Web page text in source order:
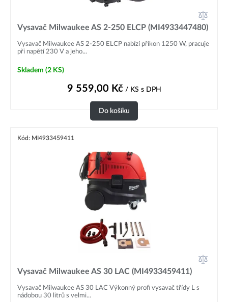
Vysavač Milwaukee AS 2-250 ELCP (MI4933447480)
Vysavač Milwaukee AS 2-250 ELCP nabízí příkon 1250 W, pracuje
při napětí 230 V a jeho...
Skladem (2 KS)
9 559,00 Kč/ KS s DPH
Do košíku
Kód: MI4933459411
Vysavač Milwaukee AS 30 LAC (MI4933459411)
Vysavač Milwaukee AS 30 LAC Výkonný profi vysavač třídy L s
nádobou 30 litrů s velmi...